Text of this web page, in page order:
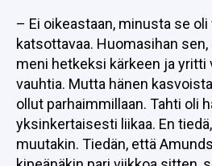
– Ei oikeastaan, minusta se
katsottavaa. Huomasihan
meni hetkeksi kärkeen ja yritti
vauhtia. Mutta hänen
ollut parhaimmillaan. Tahti oli
yksinkertaisesti liikaa. En
muutakin. Tiedän, että